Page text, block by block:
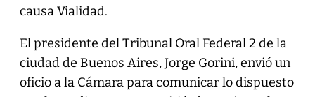
causa Vialidad.
El presidente del Tribunal Oral Federal 2 de la
ciudad de Buenos Aires, Jorge Gorini, envió un
oficio a la Cámara para comunicar lo dispuesto